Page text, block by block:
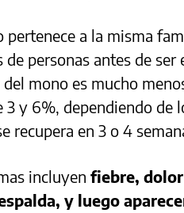
pertenece a la misma
personas antes de ser
mono es mucho
y 6%, dependiendo de
recupera en 3 o 4
incluyen fiebre,
y luego